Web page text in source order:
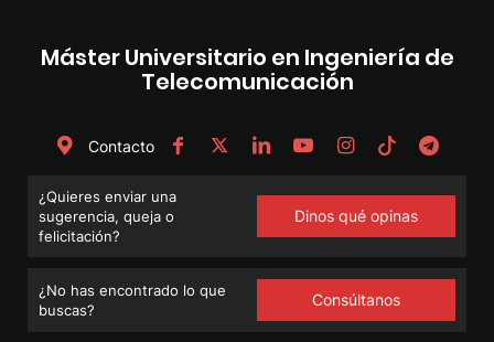
Máster Universitario en Ingeniería de
Telecomunicación
Contacto
¿Quieres enviar una
sugerencia, queja o
felicitación?
Dinos qué opinas
¿No has encontrado lo que
buscas?
Consúltanos